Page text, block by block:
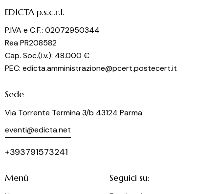
EDICTA p.s.c.r.l.
P.IVA e C.F.: 02072950344
Rea PR208582
Cap. Soc.(i.v.): 48.000 €
PEC: edicta.amministrazione@pcert.postecert.it
Sede
Via Torrente Termina 3/b 43124 Parma
eventi@edicta.net
+393791573241
Menù Seguici su: